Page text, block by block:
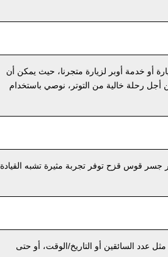
أو خدمة أوبر لزيارة متجرنا، حيث يمكن أن
أجل رحلة خالية من التوتر، نوصي باستخدام
جسر قوس قزح توفر تجربة مثيرة تشبه القيادة
عدد السائقين أو التاريخ/الوقت، أو حتى